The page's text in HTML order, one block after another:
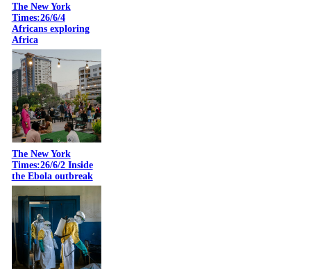
The New York
Times:26/6/4
Africans exploring
Africa
The New York
Times:26/6/2 Inside
the Ebola outbreak